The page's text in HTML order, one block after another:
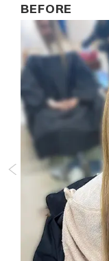
BEFORE